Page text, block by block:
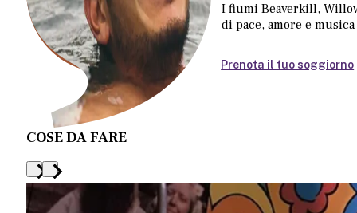
I fiumi Beaverkill,
di pace, amore e
Prenota il tuo soggiorno
COSE DA FARE